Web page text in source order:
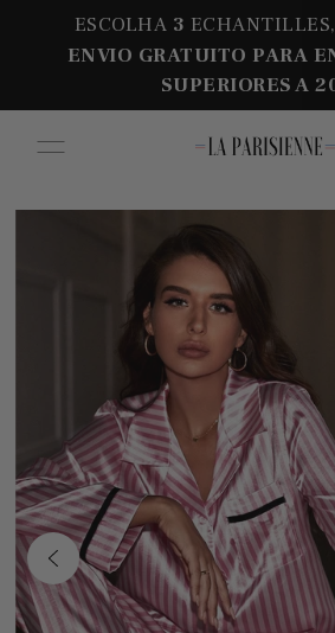
ESCOLHA 3
ENVIO GRATUITO PARA
SUPERIORES A